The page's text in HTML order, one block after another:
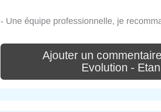
- Une équipe professionnelle, je
Ajouter un
Evolution -